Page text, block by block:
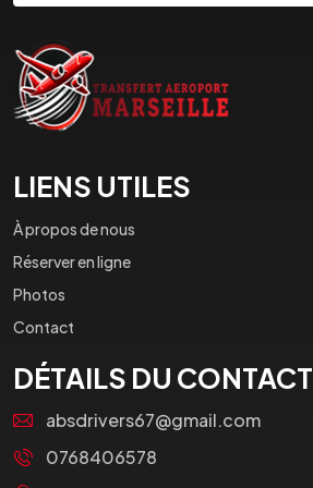
LIENS UTILES
À propos de nous
Réserver en ligne
Photos
Contact
DÉTAILS DU CONTACT
absdrivers67@gmail.com
0768406578